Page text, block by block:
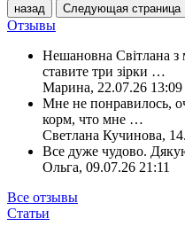
назад
Следующая страница
Отзывы
Нешановна Світлана з
ставите три зірки …
Марина, 22.07.26 13:09
Мне не понравилось,
корм, что мне …
Светлана Кучинова,
Все дуже чудово.
Ольга, 09.07.26 21:11
Все отзывы
Статьи